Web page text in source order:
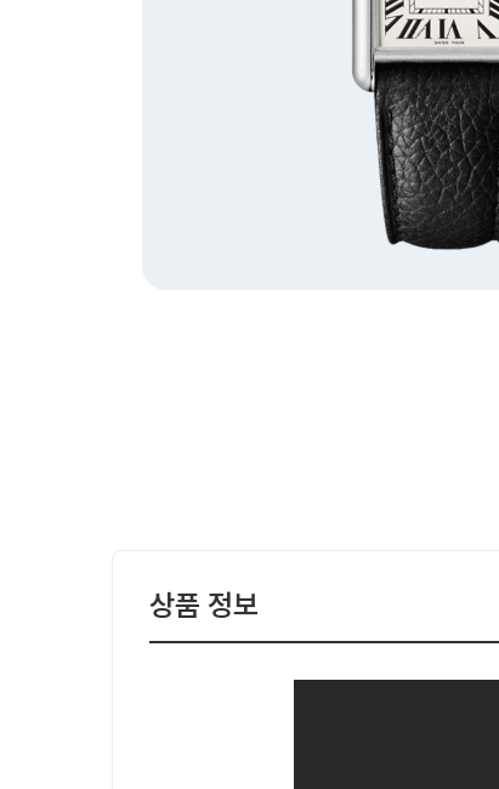
상품 정보